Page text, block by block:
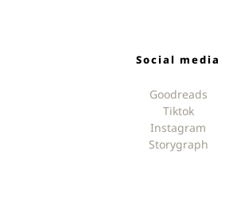
Social media
Goodreads
Tiktok
Instagram
Storygraph